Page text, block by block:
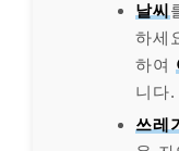
날씨
하세
하여
니다.
쓰레